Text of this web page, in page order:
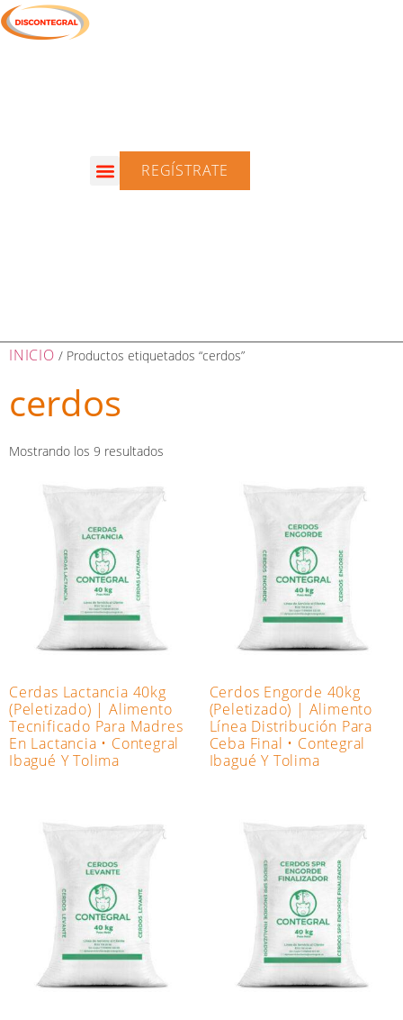
REGÍSTRATE
INICIO / Productos etiquetados “cerdos”
cerdos
Mostrando los 9 resultados
Cerdas Lactancia 40kg
(Peletizado) | Alimento
Tecnificado Para Madres
En Lactancia • Contegral
Ibagué Y Tolima
Cerdos Engorde 40kg
(Peletizado) | Alimento
Línea Distribución Para
Ceba Final • Contegral
Ibagué Y Tolima